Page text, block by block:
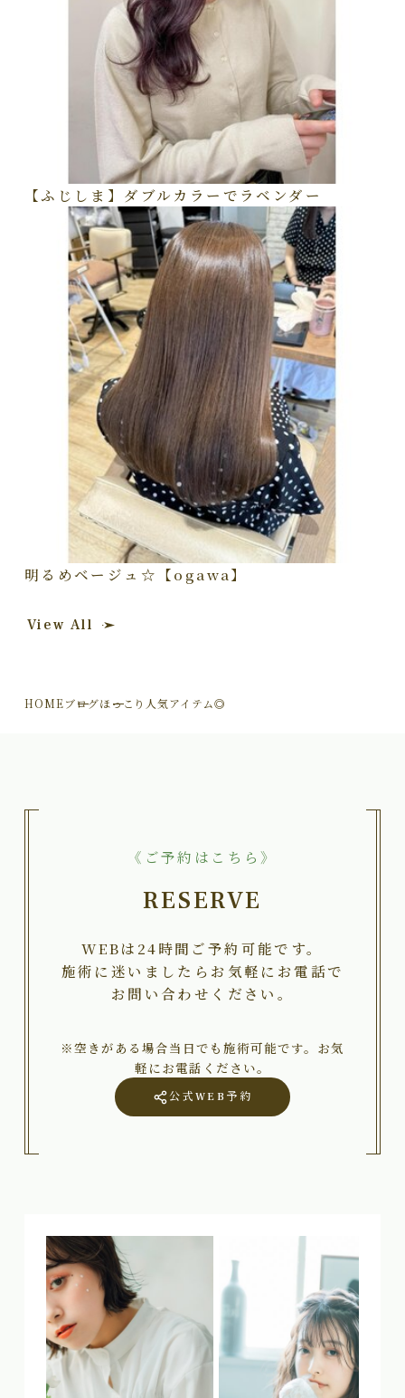
【ふじしま】ダブルカラーでラベンダー
明るめベージュ☆【ogawa】
View All
HOMEブログほっこり人気アイテム◎
《ご予約はこちら》
RESERVE
WEBは24時間ご予約可能です。
施術に迷いましたらお気軽にお電話で
お問い合わせください。
※空きがある場合当日でも施術可能です。お気
軽にお電話ください。
公式WEB予約